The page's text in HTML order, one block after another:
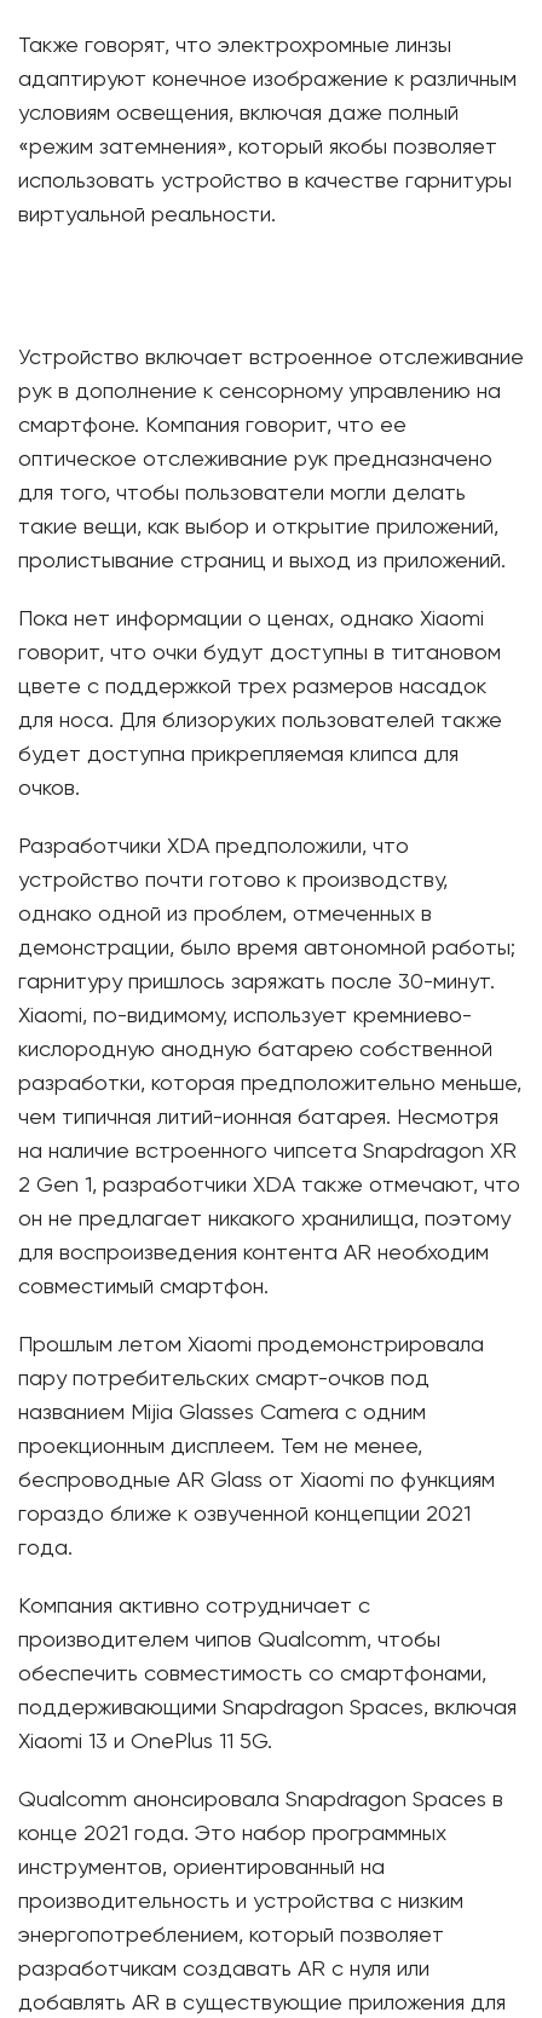
Также говорят, что электрохромные линзы
адаптируют конечное изображение к различным
условиям освещения, включая даже полный
«режим затемнения», который якобы позволяет
использовать устройство в качестве гарнитуры
виртуальной реальности.
Устройство включает встроенное отслеживание
рук в дополнение к сенсорному управлению на
смартфоне. Компания говорит, что ее
оптическое отслеживание рук предназначено
для того, чтобы пользователи могли делать
такие вещи, как выбор и открытие приложений,
пролистывание страниц и выход из приложений.
Пока нет информации о ценах, однако Xiaomi
говорит, что очки будут доступны в титановом
цвете с поддержкой трех размеров насадок
для носа. Для близоруких пользователей также
будет доступна прикрепляемая клипса для
очков.
Разработчики XDA предположили, что
устройство почти готово к производству,
однако одной из проблем, отмеченных в
демонстрации, было время автономной работы;
гарнитуру пришлось заряжать после 30-минут.
Xiaomi, по-видимому, использует кремниево-
кислородную анодную батарею собственной
разработки, которая предположительно меньше,
чем типичная литий-ионная батарея. Несмотря
на наличие встроенного чипсета Snapdragon XR
2 Gen 1, разработчики XDA также отмечают, что
он не предлагает никакого хранилища, поэтому
для воспроизведения контента AR необходим
совместимый смартфон.
Прошлым летом Xiaomi продемонстрировала
пару потребительских смарт-очков под
названием Mijia Glasses Camera с одним
проекционным дисплеем. Тем не менее,
беспроводные AR Glass от Xiaomi по функциям
гораздо ближе к озвученной концепции 2021
года.
Компания активно сотрудничает с
производителем чипов Qualcomm, чтобы
обеспечить совместимость со смартфонами,
поддерживающими Snapdragon Spaces, включая
Xiaomi 13 и OnePlus 11 5G.
Qualcomm анонсировала Snapdragon Spaces в
конце 2021 года. Это набор программных
инструментов, ориентированный на
производительность и устройства с низким
энергопотреблением, который позволяет
разработчикам создавать AR с нуля или
добавлять AR в существующие приложения для